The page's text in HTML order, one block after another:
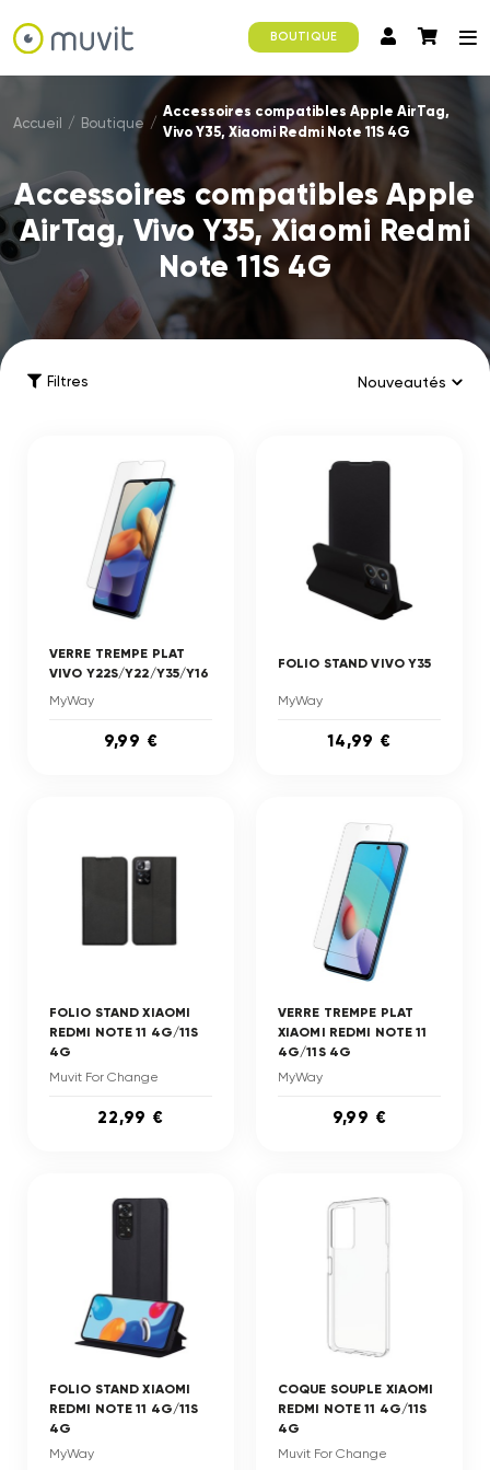
BOUTIQUE
Accueil / Boutique /
Accessoires compatibles Apple AirTag,
Vivo Y35, Xiaomi Redmi Note 11S 4G
Accessoires compatibles Apple
AirTag, Vivo Y35, Xiaomi Redmi
Note 11S 4G
Filtres
VERRE TREMPE PLAT
VIVO Y22S/Y22/Y35/Y16
MyWay
9,99 €
FOLIO STAND VIVO Y35
MyWay
14,99 €
FOLIO STAND XIAOMI
REDMI NOTE 11 4G/11S
4G
Muvit For Change
22,99 €
VERRE TREMPE PLAT
XIAOMI REDMI NOTE 11
4G/11S 4G
MyWay
9,99 €
FOLIO STAND XIAOMI
REDMI NOTE 11 4G/11S
4G
MyWay
COQUE SOUPLE XIAOMI
REDMI NOTE 11 4G/11S
4G
Muvit For Change